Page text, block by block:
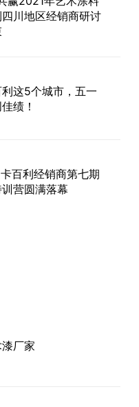
川地区经销商研讨
这5个城市，五一
绩！
百利经销商第七期
营圆满落幕
术涂料2022年会
厂家